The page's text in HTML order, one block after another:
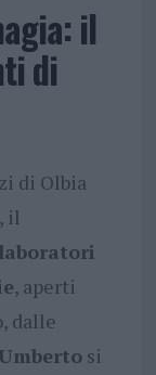
il
di
di Olbia
, il
laboratori
, aperti
dalle
si